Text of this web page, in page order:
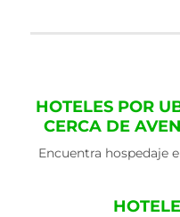
HOTELES POR
CERCA DE
Encuentra hospedaje